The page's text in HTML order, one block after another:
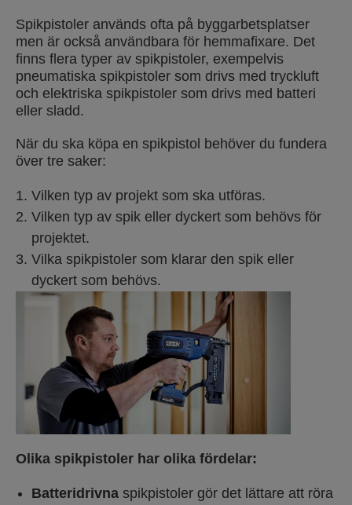
Spikpistoler används ofta på byggarbetsplatser
men är också användbara för hemmafixare. Det
finns flera typer av spikpistoler, exempelvis
pneumatiska spikpistoler som drivs med tryckluft
och elektriska spikpistoler som drivs med batteri
eller sladd.
När du ska köpa en spikpistol behöver du fundera
över tre saker:
Vilken typ av projekt som ska utföras.
Vilken typ av spik eller dyckert som behövs för
projektet.
Vilka spikpistoler som klarar den spik eller
dyckert som behövs.
Olika spikpistoler har olika fördelar:
Batteridrivna spikpistoler gör det lättare att röra